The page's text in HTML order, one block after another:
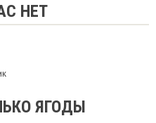
НЕТ
ЯГОДЫ